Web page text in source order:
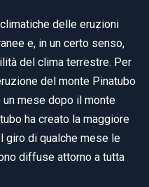
delle eruzioni
e, in un certo senso,
del clima terrestre. Per
del monte Pinatubo
un mese dopo il monte
ha creato la maggiore
giro di qualche mese le
diffuse attorno a tutta